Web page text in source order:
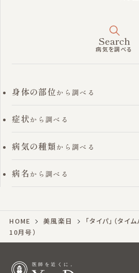
Search
病気を調べる
身体の部位から調べる
症状から調べる
病気の種類から調べる
病名 から調べる
HOME 美風楽日
「タイパ」（タイ
10月号）